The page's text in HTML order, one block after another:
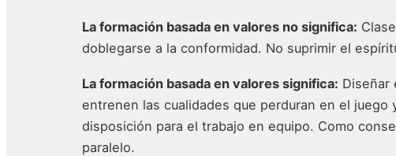
La formación basada en valores no significa:
doblegarse a la conformidad. No suprimir el
La formación basada en valores significa: Diseñar
entrenen las cualidades que perduran en el
disposición para el trabajo en equipo. Como
paralelo.